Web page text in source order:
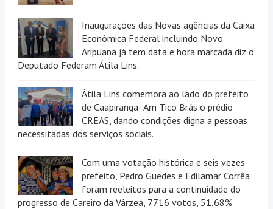
Inaugurações das Novas agências da Caixa
Econômica Federal incluindo Novo
Aripuanã já tem data e hora marcada diz o
Deputado Federam Átila Lins.
Átila Lins comemora ao lado do prefeito
de Caapiranga- Am Tico Brás o prédio
CREAS, dando condições digna a pessoas
necessitadas dos serviços sociais.
Com uma votação histórica e seis vezes
prefeito, Pedro Guedes e Edilamar Corrêa
foram reeleitos para a continuidade do
progresso de Careiro da Várzea, 7716 votos, 51,68%